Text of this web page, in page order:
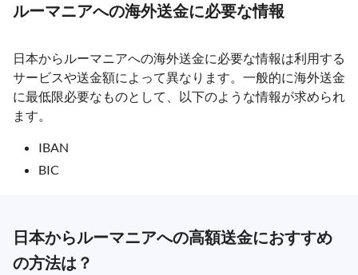
ルーマニアへの海外送金に必要な情報
日本からルーマニアへの海外送金に必要な情報は利用する
サービスや送金額によって異なります。一般的に海外送金
に最低限必要なものとして、以下のような情報が求められ
ます。
IBAN
BIC
日本からルーマニアへの高額送金におすすめ
の方法は？